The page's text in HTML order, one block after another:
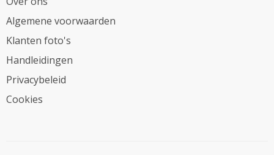
Algemene voorwaarden
Klanten foto's
Handleidingen
Privacybeleid
Cookies